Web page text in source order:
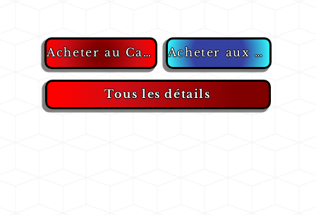
Acheter au Canada Acheter aux États-Unis
Tous les détails